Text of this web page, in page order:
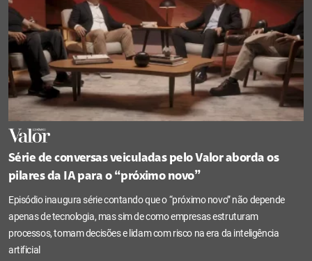
Série de conversas veiculadas pelo Valor aborda os
pilares da IA para o “próximo novo”
Episódio inaugura série contando que o “próximo novo” não depende
apenas de tecnologia, mas sim de como empresas estruturam
processos, tomam decisões e lidam com risco na era da inteligência
artificial